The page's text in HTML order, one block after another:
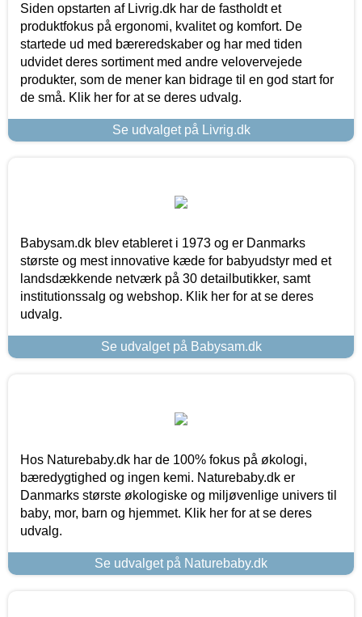
Siden opstarten af Livrig.dk har de fastholdt et
produktfokus på ergonomi, kvalitet og komfort. De
startede ud med bæreredskaber og har med tiden
udvidet deres sortiment med andre velovervejede
produkter, som de mener kan bidrage til en god start for
de små. Klik her for at se deres udvalg.
Se udvalget på Livrig.dk
Babysam.dk blev etableret i 1973 og er Danmarks
største og mest innovative kæde for babyudstyr med et
landsdækkende netværk på 30 detailbutikker, samt
institutionssalg og webshop. Klik her for at se deres
udvalg.
Se udvalget på Babysam.dk
Hos Naturebaby.dk har de 100% fokus på økologi,
bæredygtighed og ingen kemi. Naturebaby.dk er
Danmarks største økologiske og miljøvenlige univers til
baby, mor, barn og hjemmet. Klik her for at se deres
udvalg.
Se udvalget på Naturebaby.dk